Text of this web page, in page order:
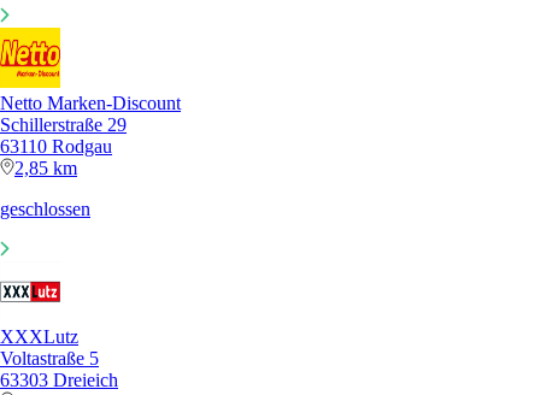
Netto Marken-Discount
Schillerstraße 29
63110 Rodgau
2,85 km
geschlossen
XXXLutz
Voltastraße 5
63303 Dreieich